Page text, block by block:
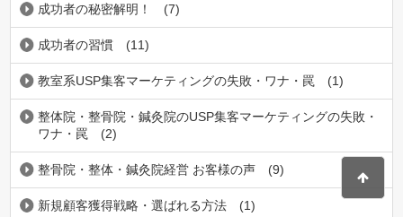
成功者の秘密解明！ (7)
成功者の習慣 (11)
教室系USP集客マーケティングの失敗・ワナ・罠 (1)
整体院・整骨院・鍼灸院のUSP集客マーケティングの失敗・
ワナ・罠
(2)
整骨院・整体・鍼灸院経営 お客様の声 (9)
新規顧客獲得戦略・選ばれる方法 (1)